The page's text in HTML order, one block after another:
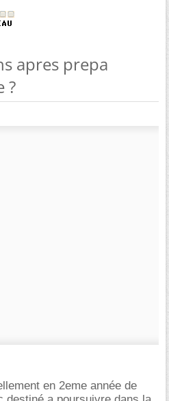
apres prepa
?
en 2eme année de